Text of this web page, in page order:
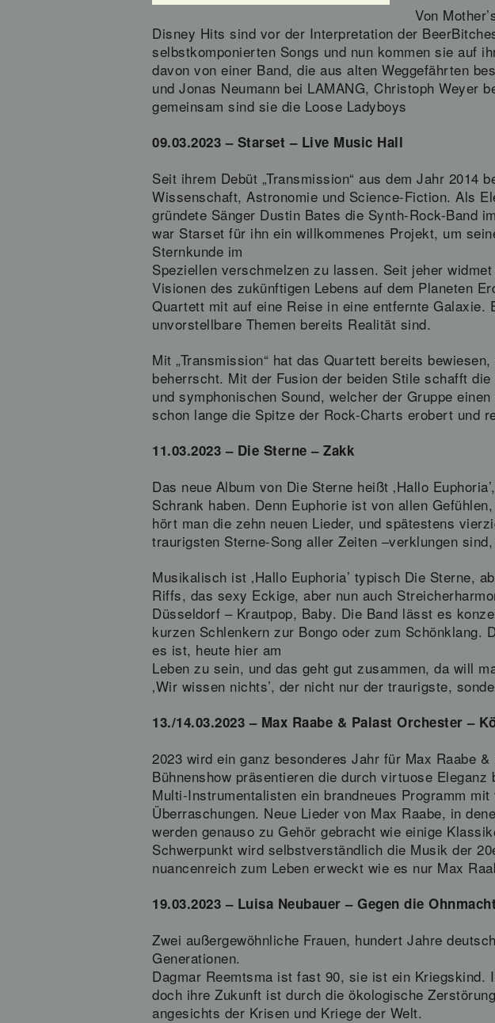
Von
Disney Hits sind vor der Interpretation der
selbstkomponierten Songs und nun kommen sie auf
davon von einer Band, die aus alten Weggefährten
und Jonas Neumann bei LAMANG, Christoph Weyer
gemeinsam sind sie die Loose Ladyboys
09.03.2023 – Starset – Live Music Hall
Seit ihrem Debüt „Transmission“ aus dem Jahr 2014
Wissenschaft, Astronomie und Science-Fiction. Als
gründete Sänger Dustin Bates die Synth-Rock-Band
war Starset für ihn ein willkommenes Projekt, um
Sternkunde im
Speziellen verschmelzen zu lassen. Seit jeher
Visionen des zukünftigen Lebens auf dem Planeten
Quartett mit auf eine Reise in eine entfernte
unvorstellbare Themen bereits Realität sind.
Mit „Transmission“ hat das Quartett bereits
beherrscht. Mit der Fusion der beiden Stile schafft
und symphonischen Sound, welcher der Gruppe
schon lange die Spitze der Rock-Charts erobert und
11.03.2023 – Die Sterne – Zakk
Das neue Album von Die Sterne heißt ‚Hallo
Schrank haben. Denn Euphorie ist von allen
hört man die zehn neuen Lieder, und spätestens
traurigsten Sterne-Song aller Zeiten –verklungen
Musikalisch ist ‚Hallo Euphoria’ typisch Die Sterne,
Riffs, das sexy Eckige, aber nun auch
Düsseldorf – Krautpop, Baby. Die Band lässt es
kurzen Schlenkern zur Bongo oder zum
es ist, heute hier am
Leben zu sein, und das geht gut zusammen, da will
‚Wir wissen nichts’, der nicht nur der traurigste,
13./14.03.2023 – Max Raabe & Palast Orchester –
2023 wird ein ganz besonderes Jahr für Max Raabe
Bühnenshow präsentieren die durch virtuose
Multi-Instrumentalisten ein brandneues Programm mit
Überraschungen. Neue Lieder von Max Raabe, in
werden genauso zu Gehör gebracht wie einige
Schwerpunkt wird selbstverständlich die Musik der
nuancenreich zum Leben erweckt wie es nur Max
19.03.2023 – Luisa Neubauer – Gegen die
Zwei außergewöhnliche Frauen, hundert Jahre
Generationen.
Dagmar Reemtsma ist fast 90, sie ist ein Kriegskind.
doch ihre Zukunft ist durch die ökologische
angesichts der Krisen und Kriege der Welt.